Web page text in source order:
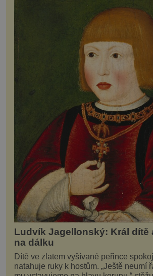
Ludvík Jagellonský: Král dítě
na dálku
Dítě ve zlatem vyšívané peřince
natahuje ruky k hostům. „Ještě neumí